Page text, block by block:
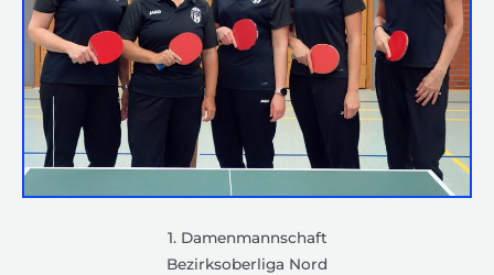
1. Damenmannschaft
Bezirksoberliga Nord